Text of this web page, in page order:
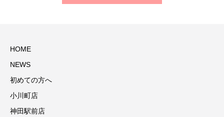
HOME
NEWS
初めての方へ
小川町店
神田駅前店